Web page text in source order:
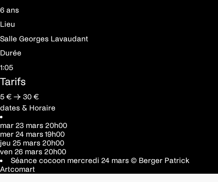
6 ans
Lieu
Salle Georges Lavaudant
Durée
1:05
Tarifs
5 € → 30 €
dates & Horaire
mar 23 mars 20h00
mer 24 mars19h00
jeu 25 mars 20h00
ven 26 mars 20h00
Séance cocoon mercredi 24 mars © Berger Patrick
Artcomart